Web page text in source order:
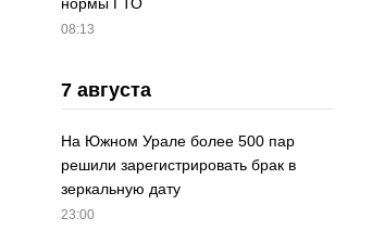
нормы ГТО
08:13
7 августа
На Южном Урале более 500 пар
решили зарегистрировать брак в
зеркальную дату
23:00